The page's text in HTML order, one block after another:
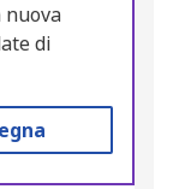
di